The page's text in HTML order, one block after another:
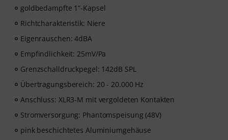
goldbedampfte 1“-Kapsel
Richtcharakteristik: Niere
Eigenrauschen: 4dBA
Empfindlichkeit: 25mV/Pa
Grenzschalldruckpegel: 142dB SPL
Übertragungsbereich: 20 - 20.000 Hz
Anschluss: XLR3-M mit vergoldeten Kontakten
Stromversorgung: Phantomspeisung (48V)
pink beschichtetes Aluminiumgehäuse